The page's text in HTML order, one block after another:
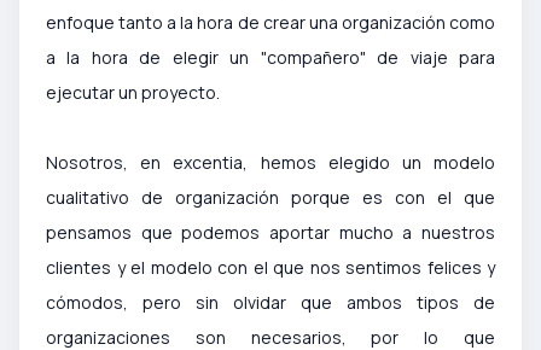
enfoque tanto a la hora de crear una organización como
a la hora de elegir un "compañero" de viaje para
ejecutar un proyecto.
Nosotros, en excentia, hemos elegido un modelo
cualitativo de organización porque es con el que
pensamos que podemos aportar mucho a nuestros
clientes y el modelo con el que nos sentimos felices y
cómodos, pero sin olvidar que ambos tipos de
organizaciones son necesarios, por lo que